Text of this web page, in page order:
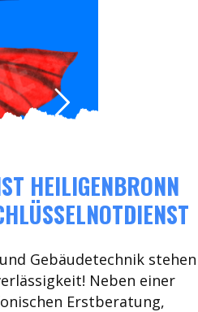
HEILIGENBRONN
Gebäudetechnik stehen
Neben einer
Erstberatung,